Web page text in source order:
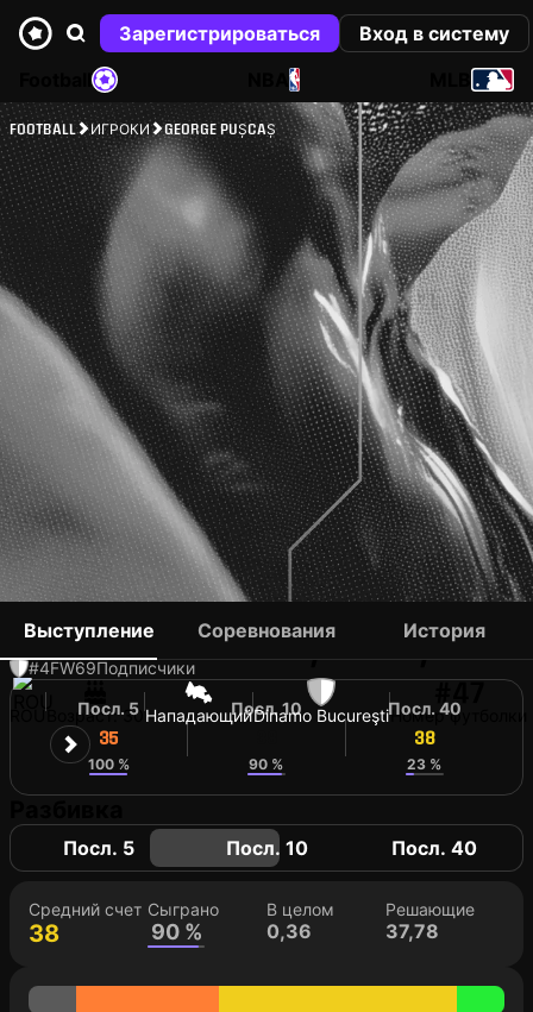
Зарегистрироваться
Вход в систему
NBA
FOOTBALL ИГРОКИ GEORGE PUȘCAȘ
GEORGE PUȘCAȘ
#4FW69Подписчики
Возраст: 30 НападающийDinamo BucureştiНомер футболки
Выступление Соревнования История
Посл. 5
35
100 %
Посл. 10
90 %
Посл. 40
38
23 %
Посл. 5 Посл. 10 Посл. 40
Средний счет
38
Сыграно
90 %
В целом
0,36
Решающие
37,78